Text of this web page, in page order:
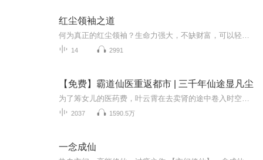
红尘领袖之道
14 2991
【免费】霸道仙医重返都市 | 三千年仙途显凡尘
2037 1590.5万
一念成仙